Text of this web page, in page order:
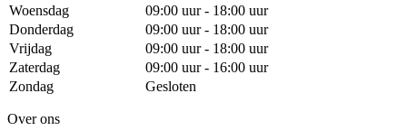
Woensdag
09:00 uur - 18:00 uur
Donderdag
09:00 uur - 18:00 uur
Vrijdag
09:00 uur - 18:00 uur
Zaterdag
09:00 uur - 16:00 uur
Zondag
Gesloten
Over ons